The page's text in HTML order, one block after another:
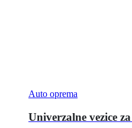
Auto oprema
Univerzalne vezice